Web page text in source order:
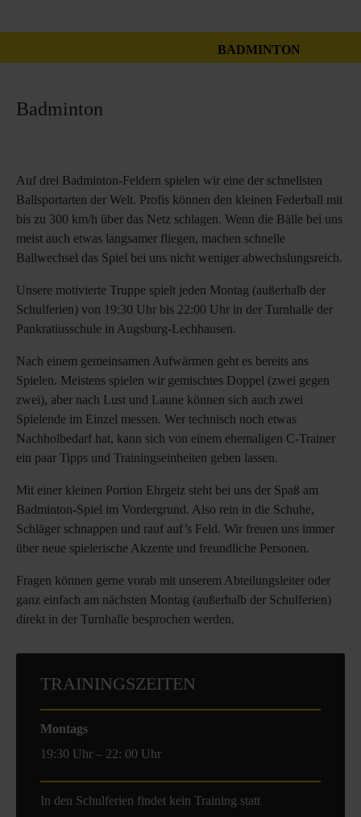
BADMINTON
Badminton
Auf drei Badminton-Feldern spielen wir eine der schnellsten
Ballsportarten der Welt. Profis können den kleinen Federball mit
bis zu 300 km/h über das Netz schlagen. Wenn die Bälle bei uns
meist auch etwas langsamer fliegen, machen schnelle
Ballwechsel das Spiel bei uns nicht weniger abwechslungsreich.
Unsere motivierte Truppe spielt jeden Montag (außerhalb der
Schulferien) von 19:30 Uhr bis 22:00 Uhr in der Turnhalle der
Pankratiusschule in Augsburg-Lechhausen.
Nach einem gemeinsamen Aufwärmen geht es bereits ans
Spielen. Meistens spielen wir gemischtes Doppel (zwei gegen
zwei), aber nach Lust und Laune können sich auch zwei
Spielende im Einzel messen. Wer technisch noch etwas
Nachholbedarf hat, kann sich von einem ehemaligen C-Trainer
ein paar Tipps und Trainingseinheiten geben lassen.
Mit einer kleinen Portion Ehrgeiz steht bei uns der Spaß am
Badminton-Spiel im Vordergrund. Also rein in die Schuhe,
Schläger schnappen und rauf auf’s Feld. Wir freuen uns immer
über neue spielerische Akzente und freundliche Personen.
Fragen können gerne vorab mit unserem Abteilungsleiter oder
ganz einfach am nächsten Montag (außerhalb der Schulferien)
direkt in der Turnhalle besprochen werden.
TRAININGSZEITEN
Montags
19:30 Uhr – 22: 00 Uhr
In den Schulferien findet kein Training statt